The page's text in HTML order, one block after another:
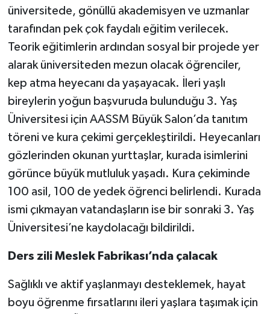
üniversitede, gönüllü akademisyen ve uzmanlar
tarafından pek çok faydalı eğitim verilecek.
Teorik eğitimlerin ardından sosyal bir projede yer
alarak üniversiteden mezun olacak öğrenciler,
kep atma heyecanı da yaşayacak. İleri yaşlı
bireylerin yoğun başvuruda bulunduğu 3. Yaş
Üniversitesi için AASSM Büyük Salon’da tanıtım
töreni ve kura çekimi gerçekleştirildi. Heyecanları
gözlerinden okunan yurttaşlar, kurada isimlerini
görünce büyük mutluluk yaşadı. Kura çekiminde
100 asil, 100 de yedek öğrenci belirlendi. Kurada
ismi çıkmayan vatandaşların ise bir sonraki 3. Yaş
Üniversitesi’ne kaydolacağı bildirildi.
Ders zili Meslek Fabrikası’nda çalacak
Sağlıklı ve aktif yaşlanmayı desteklemek, hayat
boyu öğrenme fırsatlarını ileri yaşlara taşımak için